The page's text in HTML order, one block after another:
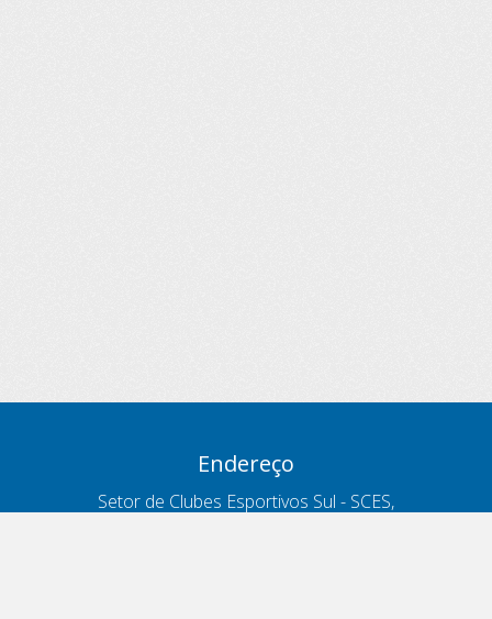
Endereço
Setor de Clubes Esportivos Sul - SCES,